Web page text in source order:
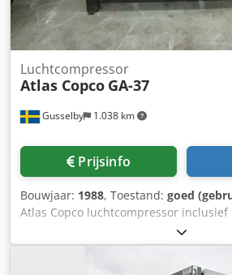
Gusselby 1.038 km
Luchtcompressor
Atlas Copco GA-37
Prijsinfo
Bouwjaar: 1988, Toestand: goed
Atlas Copco luchtcompressor
Filter en een Tank in goede werkende
Ao Ac Hjrf